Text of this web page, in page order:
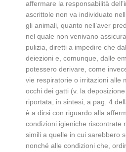
affermare la responsabilità
ascrittole non va individuato
gli animali, quanto nell’aver
nel quale non venivano
pulizia, diretti a impedire che
deiezioni e, comunque, dalle
potessero derivare, come
vie respiratorie o irritazioni alle
occhi dei gatti (v. la
riportata, in sintesi, a pag. 4
è a dirsi con riguardo alla
condizioni igieniche riscontrate
simili a quelle in cui sarebbero
nonché alle condizioni che,